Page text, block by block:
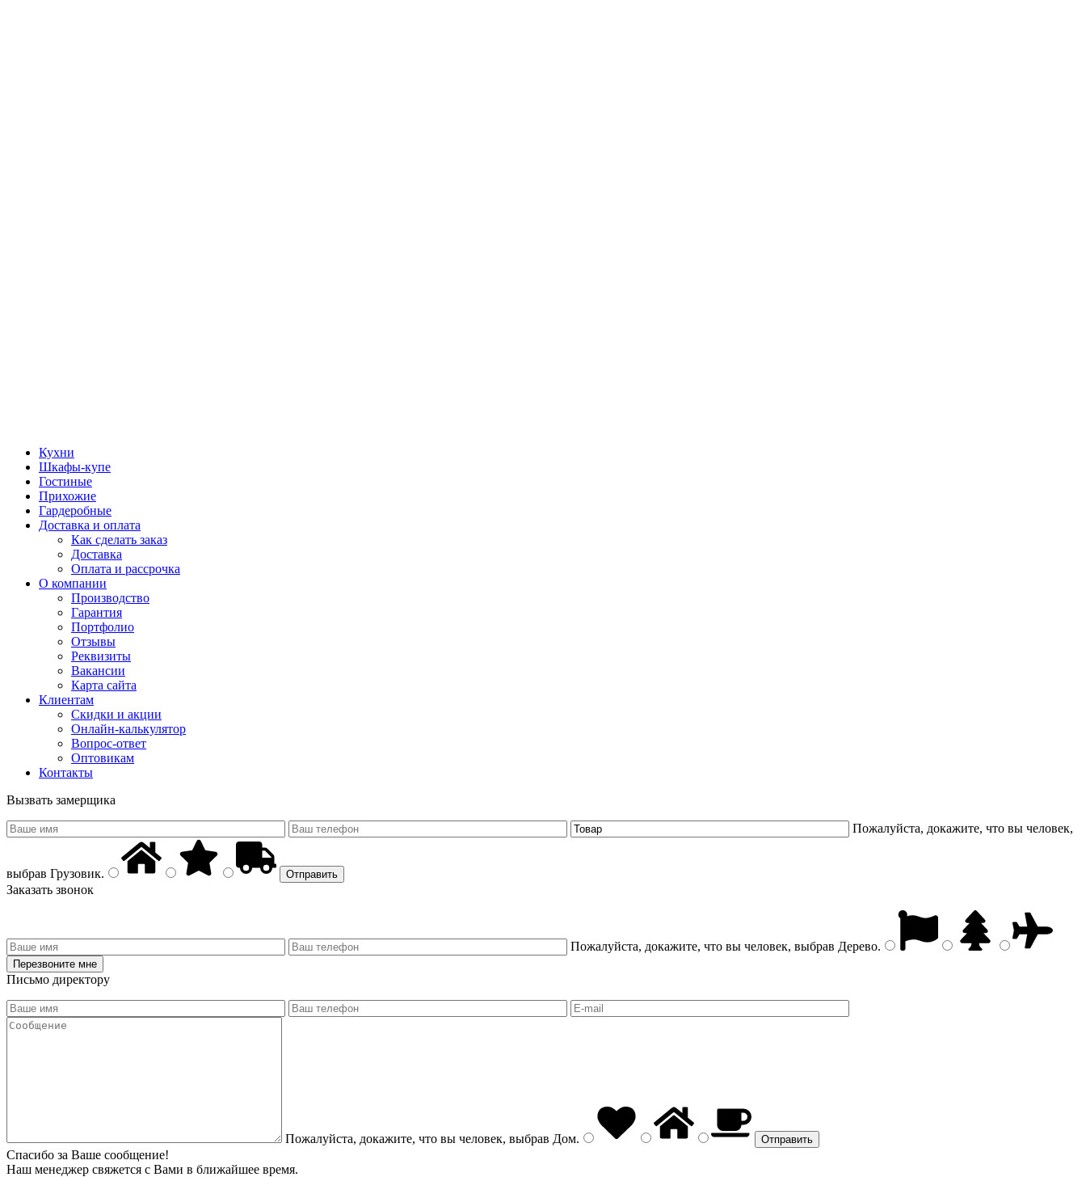
Кухни
Шкафы-купе
Гостиные
Прихожие
Гардеробные
Доставка и оплата
Как сделать заказ
Доставка
Оплата и рассрочка
О компании
Производство
Гарантия
Портфолио
Отзывы
Реквизиты
Вакансии
Карта сайта
Клиентам
Скидки и акции
Онлайн-калькулятор
Вопрос-ответ
Оптовикам
Контакты
Вызвать замерщика
Пожалуйста, докажите, что вы человек,
выбрав Грузовик.
Заказать звонок
Пожалуйста, докажите, что вы человек, выбрав Дерево.
Письмо директору
Пожалуйста, докажите, что вы человек, выбрав Дом.
Спасибо за Ваше сообщение!
Наш менеджер свяжется с Вами в ближайшее время.